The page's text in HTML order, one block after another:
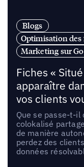
Blogs
Optimisation des
Marketing sur
Fiches «
apparaître
vos clients
Que se passe-t-
colokalisé
de manière
perdez des
données